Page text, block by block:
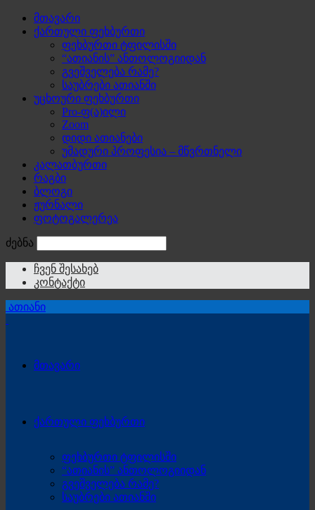
მთავარი
ქართული ფეხბურთი
ფეხბურთი ტფილისში
“ათიანის” ანთოლოგიიდან
გვეშველება რამე?
საუბრები ათიანში
უცხოური ფეხბურთი
Pro-ფ(ა)ილი
Zoom
დიდი ათიანები
უმადური პროფესია – მწვრთნელი
კალათბურთი
რაგბი
ბლოგი
ჟურნალი
ფოტოგალერეა
ძებნა
ჩვენ შესახებ
კონტაქტი
ათიანი
მთავარი
ქართული ფეხბურთი
ფეხბურთი ტფილისში
“ათიანის” ანთოლოგიიდან
გვეშველება რამე?
საუბრები ათიანში